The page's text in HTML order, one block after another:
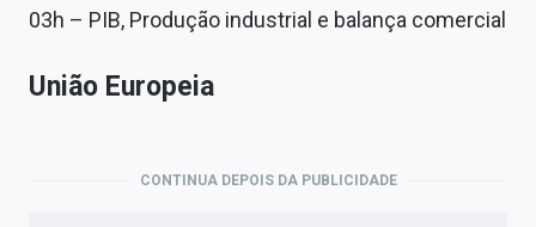
03h – PIB, Produção industrial e balança comercial
União Europeia
CONTINUA DEPOIS DA PUBLICIDADE